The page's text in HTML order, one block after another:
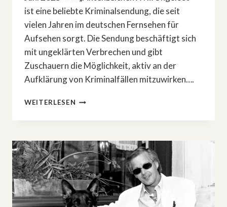
ist eine beliebte Kriminalsendung, die seit
vielen Jahren im deutschen Fernsehen für
Aufsehen sorgt. Die Sendung beschäftigt sich
mit ungeklärten Verbrechen und gibt
Zuschauern die Möglichkeit, aktiv an der
Aufklärung von Kriminalfällen mitzuwirken….
WEITERLESEN »AKTENZEICHEN
UNGELÖST«
25.
JUNI
2025